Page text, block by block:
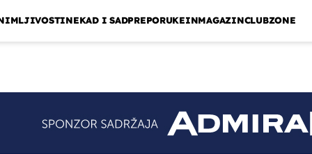
NEKAD I SADPREPORUKEINMAGAZINCLUBZONE